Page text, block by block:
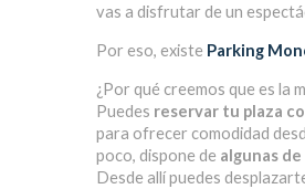
vas a disfrutar de un
Por eso, existe Parking
¿Por qué creemos que es la
Puedes reservar tu plaza
para ofrecer comodidad
poco, dispone de algunas
Desde allí puedes